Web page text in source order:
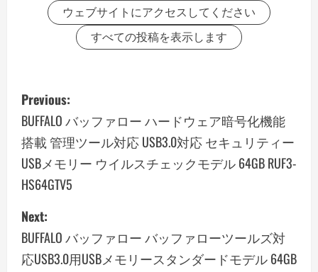
ウェブサイトにアクセスしてください
すべての投稿を表示します
P
o
s
t
n
a
Previous:
BUFFALO バッファロー ハードウェア暗号化機能
搭載 管理ツール対応 USB3.0対応 セキュリティー
USBメモリー ウイルスチェックモデル 64GB RUF3-
HS64GTV5
Next:
BUFFALO バッファロー バッファローツールズ対
応USB3.0用USBメモリースタンダードモデル 64GB